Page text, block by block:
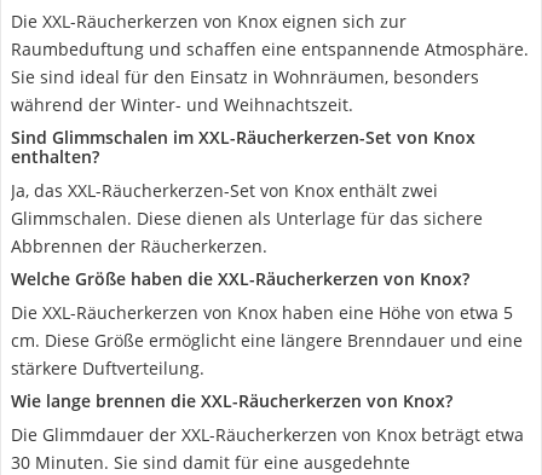
Die XXL-Räucherkerzen von Knox eignen sich zur
Raumbeduftung und schaffen eine entspannende Atmosphäre.
Sie sind ideal für den Einsatz in Wohnräumen, besonders
während der Winter- und Weihnachtszeit.
Sind Glimmschalen im XXL-Räucherkerzen-Set von Knox
enthalten?
Ja, das XXL-Räucherkerzen-Set von Knox enthält zwei
Glimmschalen. Diese dienen als Unterlage für das sichere
Abbrennen der Räucherkerzen.
Welche Größe haben die XXL-Räucherkerzen von Knox?
Die XXL-Räucherkerzen von Knox haben eine Höhe von etwa 5
cm. Diese Größe ermöglicht eine längere Brenndauer und eine
stärkere Duftverteilung.
Wie lange brennen die XXL-Räucherkerzen von Knox?
Die Glimmdauer der XXL-Räucherkerzen von Knox beträgt etwa
30 Minuten. Sie sind damit für eine ausgedehnte